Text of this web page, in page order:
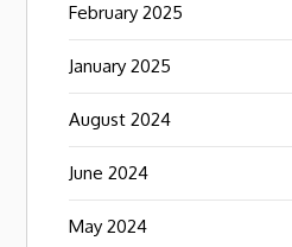
February 2025
January 2025
August 2024
June 2024
May 2024